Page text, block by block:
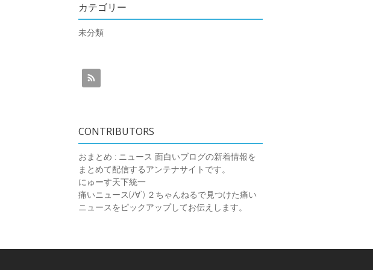
カテゴリー
未分類
CONTRIBUTORS
おまとめ : ニュース 面白いブログの新着情報を
まとめて配信するアンテナサイトです。
にゅーす天下統一
痛いニュース(ﾉ∀`) ２ちゃんねるで見つけた痛い
ニュースをピックアップしてお伝えします。